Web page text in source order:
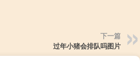
下一篇
过年小猪会排队吗图片